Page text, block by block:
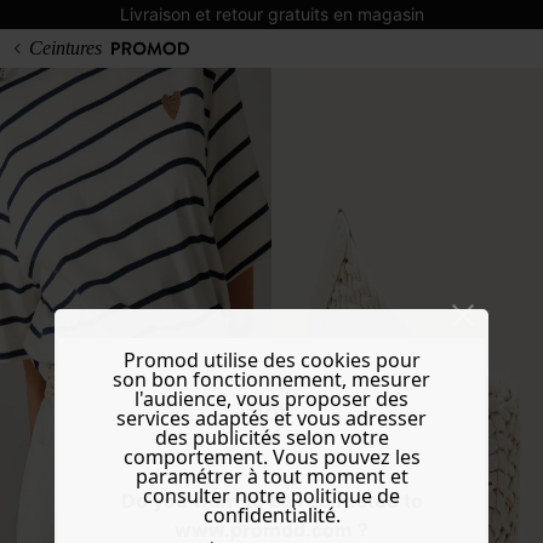
Livraison et retour gratuits en magasin
Do you want to be redirected to
www.promod.com ?
Ceintures
Promod utilise des cookies pour
son bon fonctionnement, mesurer
l'audience, vous proposer des
services adaptés et vous adresser
des publicités selon votre
comportement. Vous pouvez les
paramétrer à tout moment et
consulter notre politique de
confidentialité.